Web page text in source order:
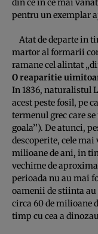
din ce in ce mai
pentru un exemplar
Atat de departe in
martor al formarii
ramane cel alintat
O reaparitie
In 1836, naturalistul
acest peste fosil, pe
termenul grec care se
goala’’). De atunci,
descoperite, cele mai
milioane de ani, in
vechime de
perioada nu au mai
oamenii de stiinta
circa 60 de milioane
timp cu cea a